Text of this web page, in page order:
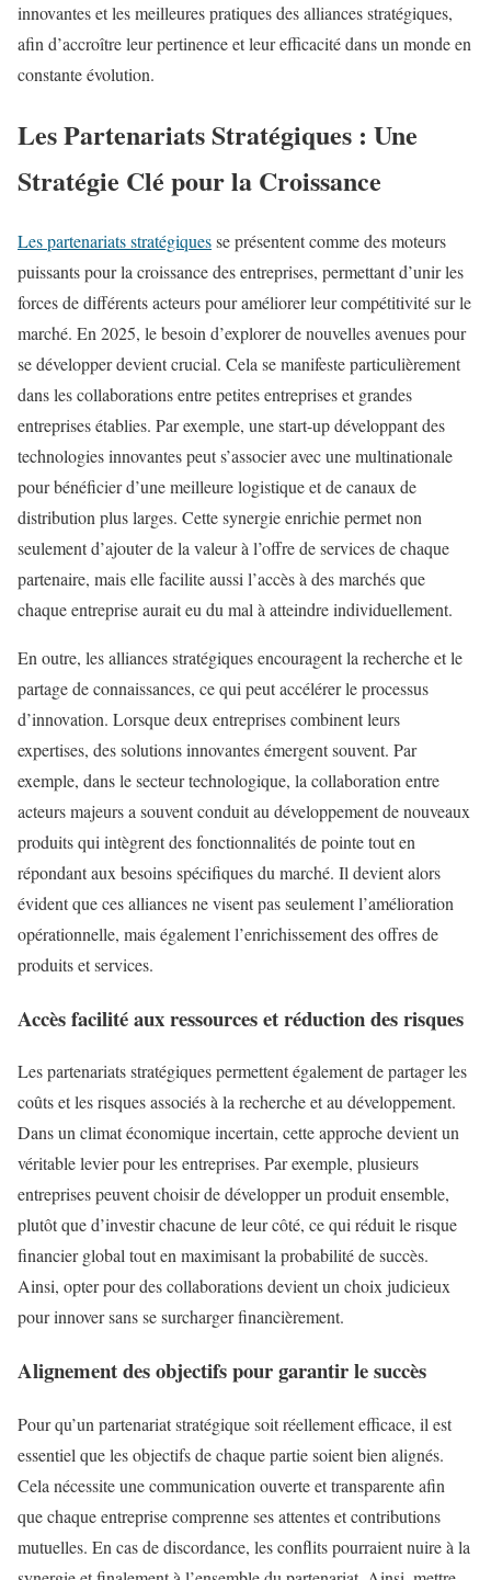
innovantes et les meilleures pratiques des alliances stratégiques,
afin d’accroître leur pertinence et leur efficacité dans un monde en
constante évolution.
Les Partenariats Stratégiques : Une
Stratégie Clé pour la Croissance
Les partenariats stratégiquesse présentent comme des moteurs
puissants pour la croissance des entreprises, permettant d’unir les
forces de différents acteurs pour améliorer leur compétitivité sur le
marché. En 2025, le besoin d’explorer de nouvelles avenues pour
se développer devient crucial. Cela se manifeste particulièrement
dans les collaborations entre petites entreprises et grandes
entreprises établies. Par exemple, une start-up développant des
technologies innovantes peut s’associer avec une multinationale
pour bénéficier d’une meilleure logistique et de canaux de
distribution plus larges. Cette synergie enrichie permet non
seulement d’ajouter de la valeur à l’offre de services de chaque
partenaire, mais elle facilite aussi l’accès à des marchés que
chaque entreprise aurait eu du mal à atteindre individuellement.
En outre, les alliances stratégiques encouragent la recherche et le
partage de connaissances, ce qui peut accélérer le processus
d’innovation. Lorsque deux entreprises combinent leurs
expertises, des solutions innovantes émergent souvent. Par
exemple, dans le secteur technologique, la collaboration entre
acteurs majeurs a souvent conduit au développement de nouveaux
produits qui intègrent des fonctionnalités de pointe tout en
répondant aux besoins spécifiques du marché. Il devient alors
évident que ces alliances ne visent pas seulement l’amélioration
opérationnelle, mais également l’enrichissement des offres de
produits et services.
Accès facilité aux ressources et réduction des risques
Les partenariats stratégiques permettent également de partager les
coûts et les risques associés à la recherche et au développement.
Dans un climat économique incertain, cette approche devient un
véritable levier pour les entreprises. Par exemple, plusieurs
entreprises peuvent choisir de développer un produit ensemble,
plutôt que d’investir chacune de leur côté, ce qui réduit le risque
financier global tout en maximisant la probabilité de succès.
Ainsi, opter pour des collaborations devient un choix judicieux
pour innover sans se surcharger financièrement.
Alignement des objectifs pour garantir le succès
Pour qu’un partenariat stratégique soit réellement efficace, il est
essentiel que les objectifs de chaque partie soient bien alignés.
Cela nécessite une communication ouverte et transparente afin
que chaque entreprise comprenne ses attentes et contributions
mutuelles. En cas de discordance, les conflits pourraient nuire à la